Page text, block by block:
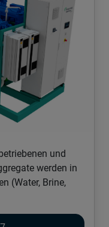
und
werden in
(Water, Brine,